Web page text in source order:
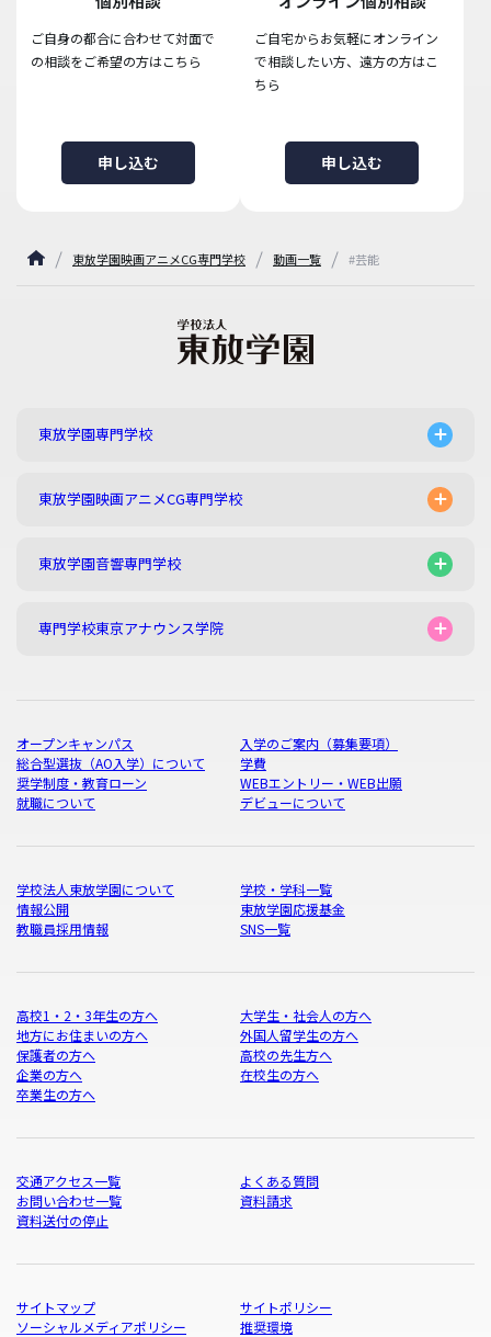
ご自身の都合に合わせて対面で
の相談をご希望の方はこちら
申し込む
ご自宅からお気軽にオンライン
で相談したい方、遠方の方はこ
ちら
申し込む
東放学園映画アニメCG専門学校 動画一覧 #芸能
東放学園専門学校
東放学園映画アニメCG専門学校
東放学園音響専門学校
専門学校東京アナウンス学院
オープンキャンパス
入学のご案内（募集要項）
総合型選抜（AO入学）について
学費
奨学制度・教育ローン
WEBエントリー・WEB出願
就職について
デビューについて
学校法人東放学園について
学校・学科一覧
情報公開
東放学園応援基金
教職員採用情報
SNS一覧
高校1・2・3年生の方へ
大学生・社会人の方へ
地方にお住まいの方へ
外国人留学生の方へ
保護者の方へ
高校の先生方へ
企業の方へ
在校生の方へ
卒業生の方へ
交通アクセス一覧
よくある質問
お問い合わせ一覧
資料請求
資料送付の停止
サイトマップ
サイトポリシー
ソーシャルメディアポリシー
推奨環境